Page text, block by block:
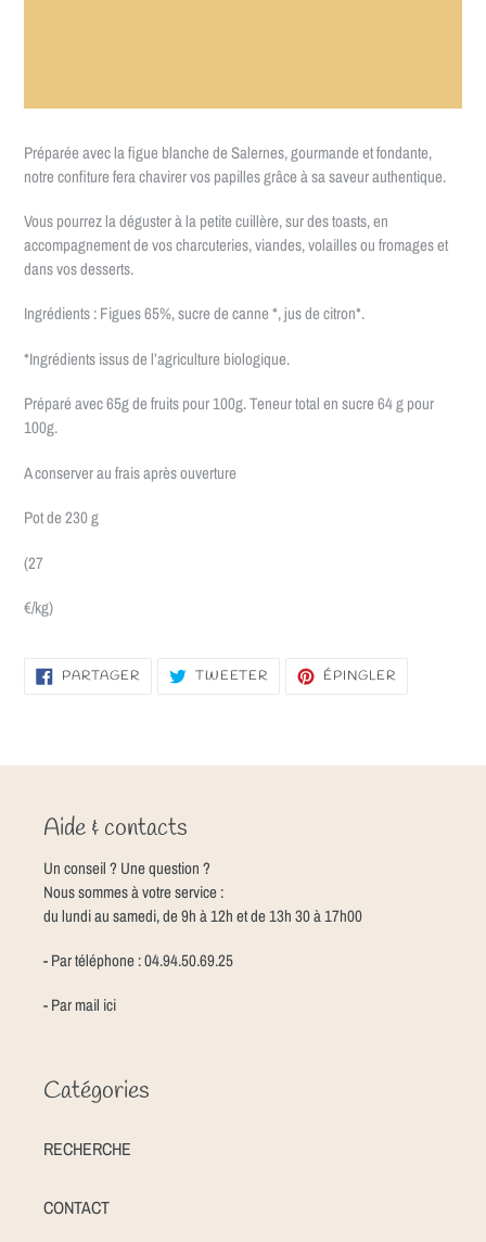
Préparée avec la figue blanche de Salernes, gourmande et fondante,
notre confiture fera chavirer vos papilles grâce à sa saveur authentique.
Vous pourrez la déguster à la petite cuillère, sur des toasts, en
accompagnement de vos charcuteries, viandes, volailles ou fromages et
dans vos desserts.
Ingrédients : Figues 65%, sucre de canne *, jus de citron*.
*Ingrédients issus de l’agriculture biologique.
Préparé avec 65g de fruits pour 100g. Teneur total en sucre 64 g pour
100g.
A conserver au frais après ouverture
Pot de 230 g
(27
€/kg)
PARTAGERPARTAGER
SUR
TWEETER TWEETERÉPINGLER
Aide & contacts
Un conseil ? Une question ?
Nous sommes à votre service :
du lundi au samedi, de 9h à 12h et de 13h 30 à 17h00
- Par téléphone : 04.94.50.69.25
- Par mail ici
Catégories
RECHERCHE
CONTACT